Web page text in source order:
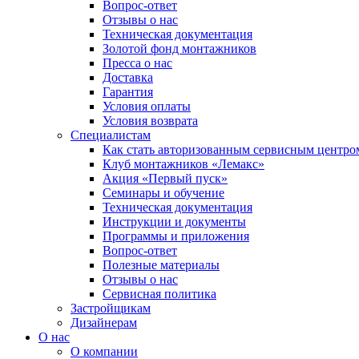
Вопрос-ответ
Отзывы о нас
Техническая документация
Золотой фонд монтажников
Пресса о нас
Доставка
Гарантия
Условия оплаты
Условия возврата
Специалистам
Как стать авторизованным сервисным
Клуб монтажников «Лемакс»
Акция «Первый пуск»
Семинары и обучение
Техническая документация
Инструкции и документы
Программы и приложения
Вопрос-ответ
Полезные материалы
Отзывы о нас
Сервисная политика
Застройщикам
Дизайнерам
О нас
О компании